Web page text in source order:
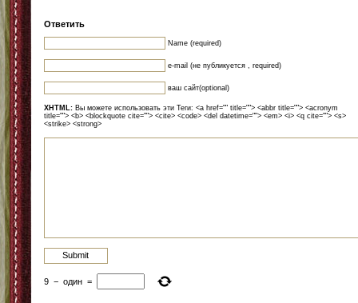
Ответить
Name (required)
e-mail (не публикуется , required)
ваш сайт(optional)
XHTML: Вы можете использовать эти Теги: <a href="" title=""> <abbr title=""> <acronym
title=""> <b> <blockquote cite=""> <cite> <code> <del datetime=""> <em> <i> <q cite=""> <s>
<strike> <strong>
9 − один =